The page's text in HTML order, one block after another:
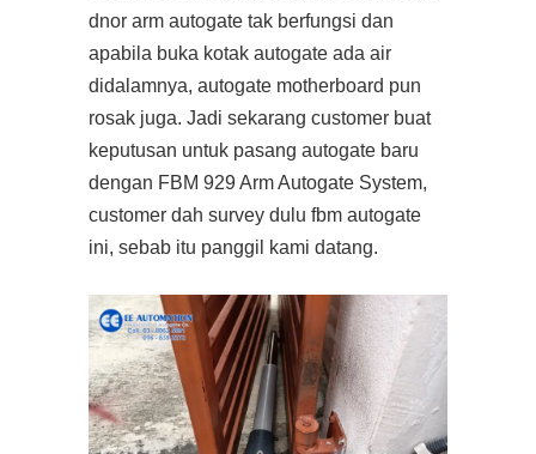
dnor arm autogate tak berfungsi dan
apabila buka kotak autogate ada air
didalamnya, autogate motherboard pun
rosak juga. Jadi sekarang customer buat
keputusan untuk pasang autogate baru
dengan FBM 929 Arm Autogate System,
customer dah survey dulu fbm autogate
ini, sebab itu panggil kami datang.